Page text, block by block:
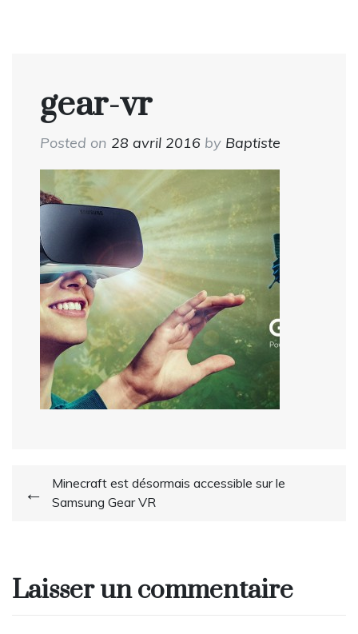
gear-vr
Posted on 28 avril 2016 by Baptiste
Navigation
de
Minecraft est désormais accessible sur le
Samsung Gear VR
Laisser un commentaire